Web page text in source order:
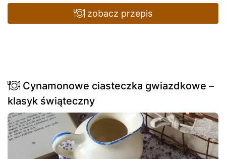
zobacz przepis
Cynamonowe ciasteczka gwiazdkowe –
klasyk świąteczny